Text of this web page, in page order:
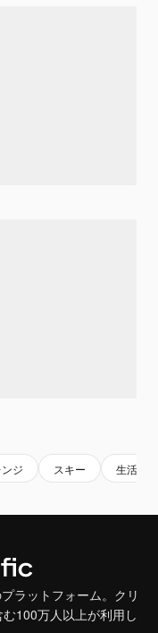
ジ スキー 生活
ラットフォーム。クリ
100万人以上が利用し